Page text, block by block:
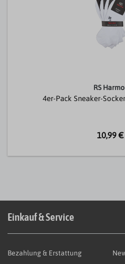
RS
4er-Pack Sneaker-
10,99 €
Einkauf & Service
Bezahlung & Erstattung